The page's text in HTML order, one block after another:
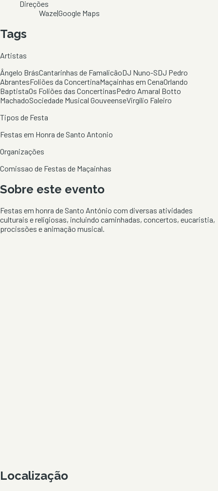
Direções
Waze|Google Maps
Tags
Artistas
Ângelo BrásCantarinhas de FamalicãoDJ Nuno-SDJ Pedro
AbrantesFoliões da ConcertinaMaçainhas em CenaOrlando
BaptistaOs Foliões das ConcertinasPedro Amaral Botto
MachadoSociedade Musical GouveenseVirgílio Faleiro
Tipos de Festa
Festas em Honra de Santo Antonio
Organizações
Comissao de Festas de Maçainhas
Sobre este evento
Festas em honra de Santo António com diversas atividades
culturais e religiosas, incluindo caminhadas, concertos, eucaristia,
procissões e animação musical.
Localização